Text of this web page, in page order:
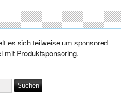
es sich teilweise um sponsored
mit Produktsponsoring.